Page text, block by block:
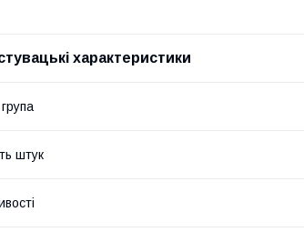
характеристики
штук